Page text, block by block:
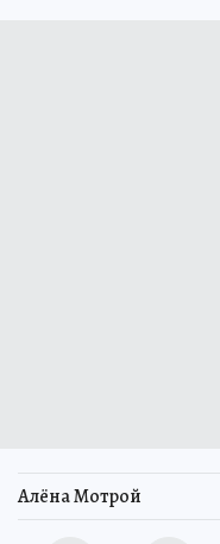
Алёна Мотрой